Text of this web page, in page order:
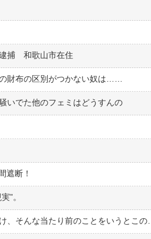
捕 和歌山市在住
財布の区別がつかない奴は……
いでた他のフェミはどうすんの
遮断！
”。